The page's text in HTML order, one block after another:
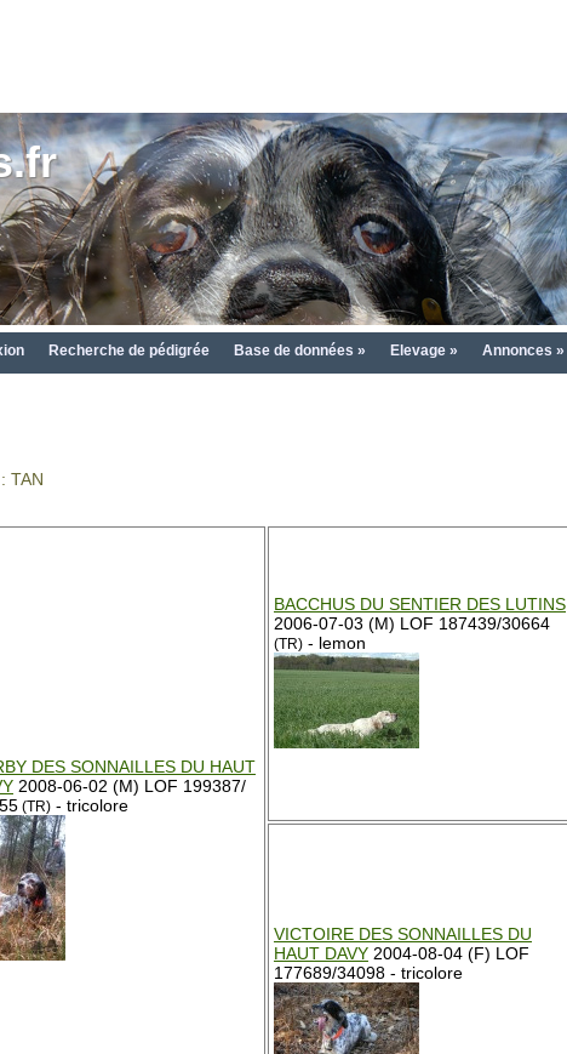
Recherche de pédigrée Base de données » Elevage » Annonces »
TAN
DES SONNAILLES DU HAUT
2008-06-02 (M) LOF 199387/
(TR) - tricolore
BACCHUS DU SENTIER DES LUTINS
2006-07-03 (M) LOF 187439/30664
(TR) - lemon
VICTOIRE DES SONNAILLES DU
HAUT DAVY 2004-08-04 (F) LOF
177689/34098 - tricolore